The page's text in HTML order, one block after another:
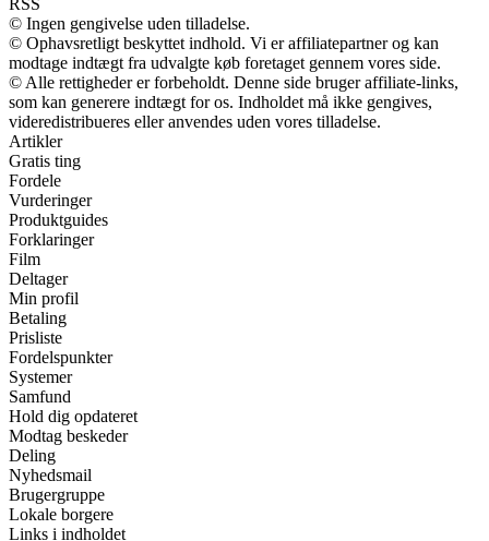
RSS
© Ingen gengivelse uden tilladelse.
© Ophavsretligt beskyttet indhold. Vi er affiliatepartner og kan
modtage indtægt fra udvalgte køb foretaget gennem vores side.
© Alle rettigheder er forbeholdt. Denne side bruger affiliate-links,
som kan generere indtægt for os. Indholdet må ikke gengives,
videredistribueres eller anvendes uden vores tilladelse.
Artikler
Gratis ting
Fordele
Vurderinger
Produktguides
Forklaringer
Film
Deltager
Min profil
Betaling
Prisliste
Fordelspunkter
Systemer
Samfund
Hold dig opdateret
Modtag beskeder
Deling
Nyhedsmail
Brugergruppe
Lokale borgere
Links i indholdet